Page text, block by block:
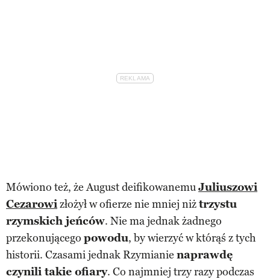
Mówiono też, że August deifikowanemuJuliuszowi
Cezarowizłożył w ofierze nie mniej niżtrzystu
rzymskich jeńców. Nie ma jednak żadnego
przekonującego powodu, by wierzyć w którąś z tych
historii. Czasami jednak Rzymianie naprawdę
czynili takie ofiary. Co najmniej trzy razy podczas